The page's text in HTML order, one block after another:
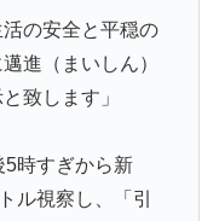
の安全と平穏の
進（まいしん）
致します」
時すぎから新
ル視察し、「引